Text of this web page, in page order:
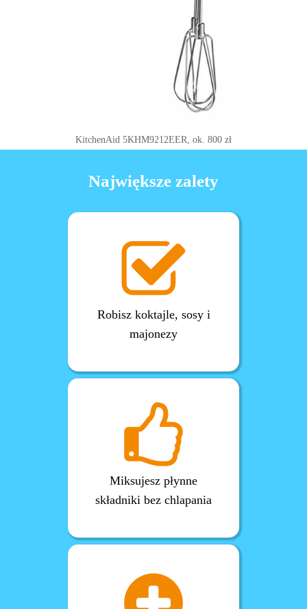
KitchenAid 5KHM9212EER, ok. 800 zł
Największe zalety
Robisz koktajle, sosy i
majonezy
Miksujesz płynne
składniki bez chlapania